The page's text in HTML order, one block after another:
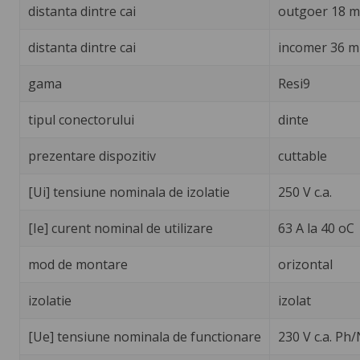
distanta dintre cai outgoer 18
distanta dintre cai incomer 36
gama Resi9
tipul conectorului dinte
prezentare dispozitiv cuttable
[Ui] tensiune nominala de izolatie 250 V c.a.
[Ie] curent nominal de utilizare 63 A la 40 oC
mod de montare orizontal
izolatie izolat
[Ue] tensiune nominala de functionare 230 V c.a. Ph/